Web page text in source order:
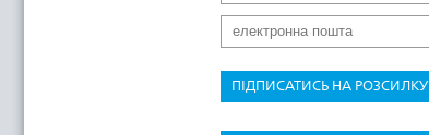
ПІДПИСАТИСЬ НА РОЗСИЛКУ